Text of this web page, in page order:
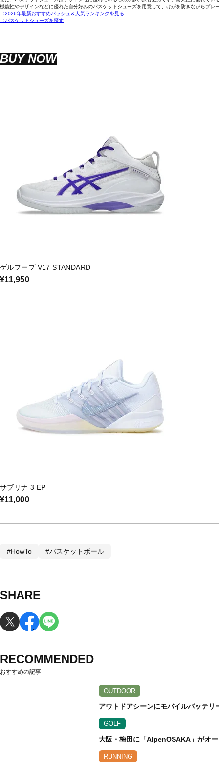
機能性やデザインなどに優れた自分好みのバスケットシューズを用意して、けがを防ぎながらプレ
⇒2026年最新おすすめバッシュ＆人気ランキングを見る
⇒バスケットシューズを探す
BUY NOW
ゲルフープ V17 STANDARD
¥11,950
サブリナ 3 EP
¥11,000
#HowTo #バスケットボール
SHARE
RECOMMENDED
おすすめの記事
OUTDOOR
アウトドアシーンにモバイルバッテ
GOLF
大阪・梅田に「AlpenOSAKA」がオ
RUNNING